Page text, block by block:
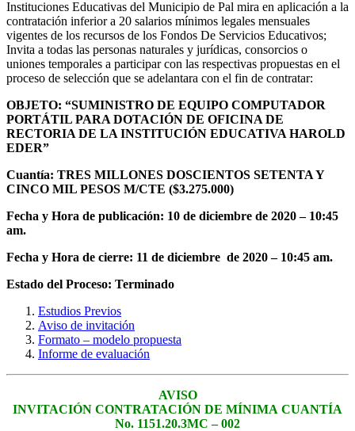
Instituciones Educativas del Municipio de Pal mira en aplicación a la
contratación inferior a 20 salarios mínimos legales mensuales
vigentes de los recursos de los Fondos De Servicios Educativos;
Invita a todas las personas naturales y jurídicas, consorcios o
uniones temporales a participar con las respectivas propuestas en el
proceso de selección que se adelantara con el fin de contratar:
OBJETO: “SUMINISTRO DE EQUIPO COMPUTADOR
PORTÁTIL PARA DOTACIÓN DE OFICINA DE
RECTORIA DE LA INSTITUCIÓN EDUCATIVA HAROLD
EDER”
Cuantía: TRES MILLONES DOSCIENTOS SETENTA Y
CINCO MIL PESOS M/CTE ($3.275.000)
Fecha y Hora de publicación: 10 de diciembre de 2020 – 10:45
am.
Fecha y Hora de cierre: 11 de diciembre de 2020 – 10:45 am.
Estado del Proceso: Terminado
Estudios Previos
Aviso de invitación
Formato – modelo propuesta
Informe de evaluación
AVISO
INVITACIÓN CONTRATACIÓN DE MÍNIMA CUANTÍA
No. 1151.20.3MC – 002